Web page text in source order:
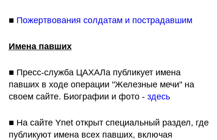
■ Пожертвования солдатам и пострадавшим
Имена павших
■ Пресс-служба ЦАХАЛа публикует имена
павших в ходе операции "Железные мечи" на
своем сайте. Биографии и фото - здесь
■ На сайте Ynet открыт специальный раздел, где
публикуют имена всех павших, включая